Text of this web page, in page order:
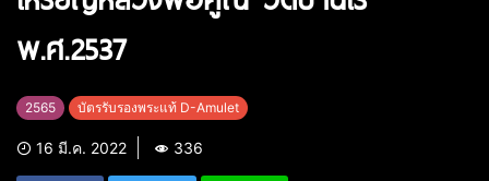
พ.ศ.2537
2565 บัตรรับรองพระแท้ D-Amulet
16 มี.ค. 2022 336